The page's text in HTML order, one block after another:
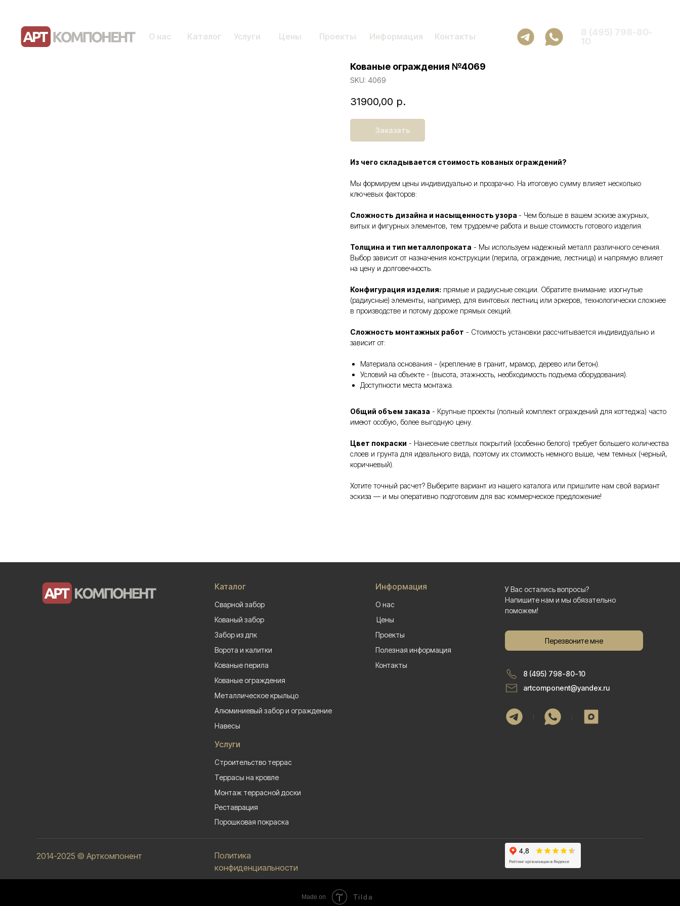
Проекты
Каталог Услуги Цены Контакты
О нас Информация
Кованые ограждения №4069
SKU: 4069
31900,00 р.
Заказать
Из чего складывается стоимость кованых ограждений?
Мы формируем цены индивидуально и прозрачно. На итоговую сумму влияет несколько
ключевых факторов:
Сложность дизайна и насыщенность узора - Чем больше в вашем эскизе ажурных,
витых и фигурных элементов, тем трудоемче работа и выше стоимость готового изделия.
Толщина и тип металлопроката - Мы используем надежный металл различного сечения.
Выбор зависит от назначения конструкции (перила, ограждение, лестница) и напрямую влияет
на цену и долговечность.
Конфигурация изделия: прямые и радиусные секции. Обратите внимание: изогнутые
(радиусные) элементы, например, для винтовых лестниц или эркеров, технологически сложнее
в производстве и потому дороже прямых секций.
Сложность монтажных работ - Стоимость установки рассчитывается индивидуально и
зависит от:
Материала основания - (крепление в гранит, мрамор, дерево или бетон).
Условий на объекте - (высота, этажность, необходимость подъема оборудования).
Доступности места монтажа.
Общий объем заказа - Крупные проекты (полный комплект ограждений для коттеджа) часто
имеют особую, более выгодную цену.
Цвет покраски - Нанесение светлых покрытий (особенно белого) требует большего количества
слоев и грунта для идеального вида, поэтому их стоимость немного выше, чем темных (черный,
коричневый).
Хотите точный расчет? Выберите вариант из нашего каталога или пришлите нам свой вариант
эскиза — и мы оперативно подготовим для вас коммерческое предложение!
Каталог
Сварной забор
Кованый забор
Забор из дпк
Ворота и калитки
Металлическое крыльцо
Навесы
Алюминиевый забор и ограждение
Кованые ограждения
Кованые перила
Строительство террас
Террасы на кровле
Монтаж террасной доски
Реставрация
Порошковая покраска
Услуги
2014-2025 © Арткомпонент
Политика
конфиденциальности
Информация
О нас
Цены
Проекты
Полезная информация
Контакты
Перезвоните мне
У Вас остались вопросы?
Напишите нам и мы обязательно
поможем!
8 (495) 798-80-10
artcomponent@yandex.ru
Made on Tilda